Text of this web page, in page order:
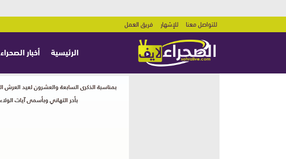
للتواصل معنا للإشهار فريق العمل
الرئيسية أخبار الصحراء